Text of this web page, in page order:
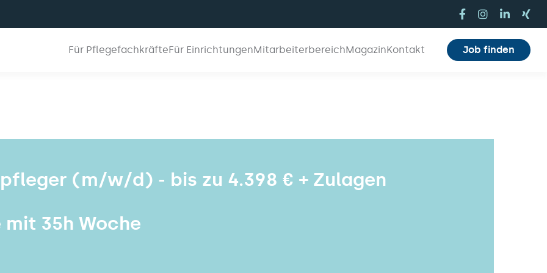
Für PflegefachkräfteFür EinrichtungenMitarbeiterbereichMagazinKontakt Job finden
(m/w/d) - bis zu 4.398 € + Zulagen
35h Woche